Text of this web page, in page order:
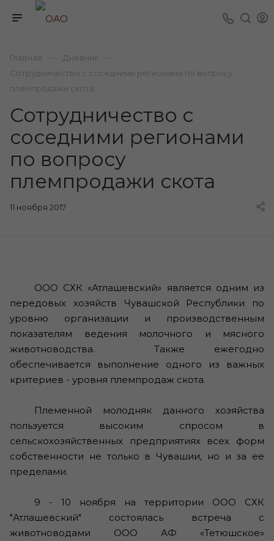
Главная Дневник
Сотрудничество с соседними регионами по вопросу
племпродажи скота
Сотрудничество с
соседними регионами
по вопросу
племпродажи скота
11 ноября 2017
ООО СХК «Атлашевский» является одним из
передовых хозяйств Чувашской Республики по
уровню организации и производственным
показателям ведения молочного и мясного
животноводства. Также ежегодно
обеспечивается выполнение одного из важных
критериев - уровня племпродаж скота.
Племенной молодняк данного хозяйства
пользуется высоким спросом в
сельскохозяйственных предприятиях всех форм
собственности не только в Чувашии, но и за ее
пределами.
9 - 10 ноября на территории ООО СХК
"Атлашевский" состоялась встреча с
животноводами ООО АФ «Тетюшское»